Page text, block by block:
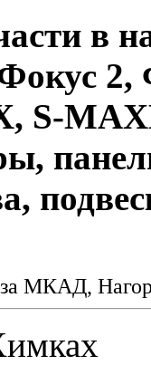
в
S-
за МКАД,